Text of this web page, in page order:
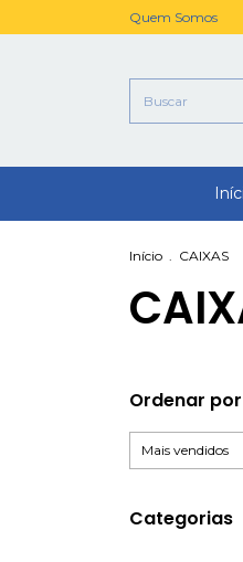
Quem Somos
Início . CAIXAS
Ordenar por
Categorias